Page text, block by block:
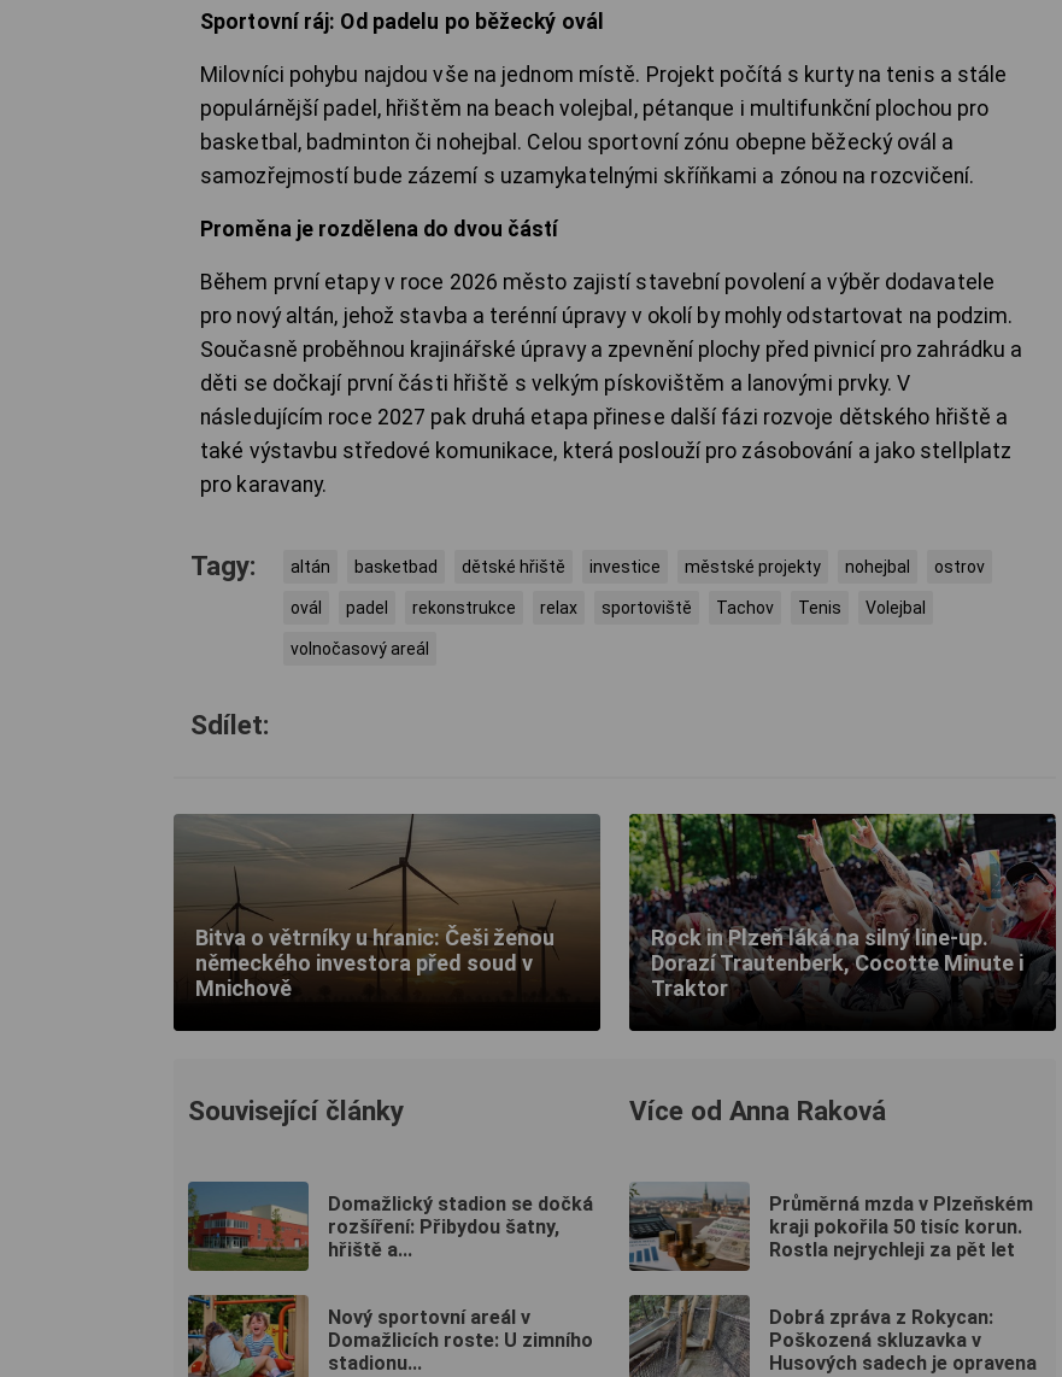
Sportovní ráj: Od padelu po běžecký ovál
Milovníci pohybu najdou vše na jednom místě. Projekt počítá s kurty na tenis a stále
populárnější padel, hřištěm na beach volejbal, pétanque i multifunkční plochou pro
basketbal, badminton či nohejbal. Celou sportovní zónu obepne běžecký ovál a
samozřejmostí bude zázemí s uzamykatelnými skříňkami a zónou na rozcvičení.
Proměna je rozdělena do dvou částí
Během první etapy v roce 2026 město zajistí stavební povolení a výběr dodavatele
pro nový altán, jehož stavba a terénní úpravy v okolí by mohly odstartovat na podzim.
Současně proběhnou krajinářské úpravy a zpevnění plochy před pivnicí pro zahrádku a
děti se dočkají první části hřiště s velkým pískovištěm a lanovými prvky. V
následujícím roce 2027 pak druhá etapa přinese další fázi rozvoje dětského hřiště a
také výstavbu středové komunikace, která poslouží pro zásobování a jako stellplatz
pro karavany.
Tagy: altán basketbad dětské hřiště investice městské projekty nohejbal ostrov
ovál padel rekonstrukce relax sportoviště Tachov Tenis Volejbal
volnočasový areál
Sdílet:
Bitva o větrníky u hranic: Češi ženou
německého investora před soud v
Mnichově
Rock in Plzeň láká na silný line-up.
Dorazí Trautenberk, Cocotte Minute i
Traktor
Související články
Domažlický stadion se dočká
rozšíření: Přibydou šatny,
hřiště a...
Nový sportovní areál v
Domažlicích roste: U zimního
stadionu...
Více od Anna Raková
Průměrná mzda v Plzeňském
kraji pokořila 50 tisíc korun.
Rostla nejrychleji za pět let
Dobrá zpráva z Rokycan:
Poškozená skluzavka v
Husových sadech je opravena